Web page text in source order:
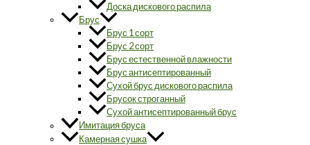
Доска дискового распила
Брус
Брус 1 сорт
Брус 2 сорт
Брус естественной влажности
Брус антисептированный
Сухой брус дискового распила
Брусок строганный
Сухой антисептированный брус
Имитация бруса
Камерная сушка